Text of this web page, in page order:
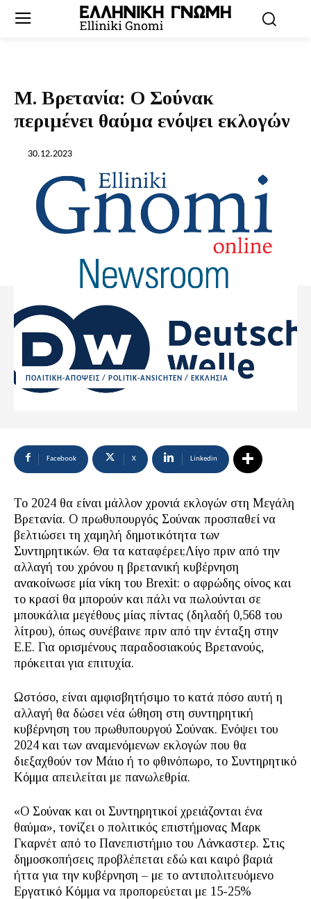
Μ. Βρετανία: Ο Σούνακ
περιμένει θαύμα ενόψει εκλογών
30.12.2023
ΠΟΛΙΤΙΚΗ-ΑΠΟΨΕΙΣ / POLITIK-ANSICHTEN / ΕΚΚΛΗΣΙΑ
Facebook X Linkedin
Το 2024 θα είναι μάλλον χρονιά εκλογών στη Μεγάλη
Βρετανία. Ο πρωθυπουργός Σούνακ προσπαθεί να
βελτιώσει τη χαμηλή δημοτικότητα των
Συντηρητικών. Θα τα καταφέρει;Λίγο πριν από την
αλλαγή του χρόνου η βρετανική κυβέρνηση
ανακοίνωσε μία νίκη του Brexit: ο αφρώδης οίνος και
το κρασί θα μπορούν και πάλι να πωλούνται σε
μπουκάλια μεγέθους μίας πίντας (δηλαδή 0,568 του
λίτρου), όπως συνέβαινε πριν από την ένταξη στην
Ε.Ε. Για ορισμένους παραδοσιακούς Βρετανούς,
πρόκειται για επιτυχία.
Ωστόσο, είναι αμφισβητήσιμο το κατά πόσο αυτή η
αλλαγή θα δώσει νέα ώθηση στη συντηρητική
κυβέρνηση του πρωθυπουργού Σούνακ. Ενόψει του
2024 και των αναμενόμενων εκλογών που θα
διεξαχθούν τον Μάιο ή το φθινόπωρο, το Συντηρητικό
Κόμμα απειλείται με πανωλεθρία.
«Ο Σούνακ και οι Συντηρητικοί χρειάζονται ένα
θαύμα», τονίζει ο πολιτικός επιστήμονας Μαρκ
Γκαρνέτ από το Πανεπιστήμιο του Λάνκαστερ. Στις
δημοσκοπήσεις προβλέπεται εδώ και καιρό βαριά
ήττα για την κυβέρνηση – με το αντιπολιτευόμενο
Εργατικό Κόμμα να προπορεύεται με 15-25%